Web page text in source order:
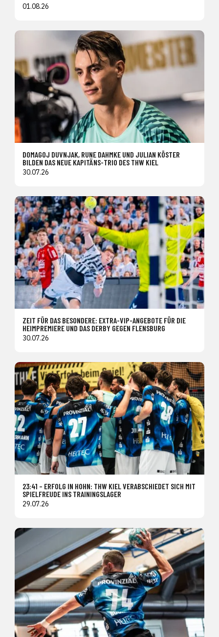
01.08.26
DOMAGOJ DUVNJAK, RUNE DAHMKE UND JULIAN KÖSTER
BILDEN DAS NEUE KAPITÄNS-TRIO DES THW KIEL
30.07.26
ZEIT FÜR DAS BESONDERE: EXTRA-VIP-ANGEBOTE FÜR DIE
HEIMPREMIERE UND DAS DERBY GEGEN FLENSBURG
30.07.26
23:41 – ERFOLG IN HOHN: THW KIEL VERABSCHIEDET SICH MIT
SPIELFREUDE INS TRAININGSLAGER
29.07.26